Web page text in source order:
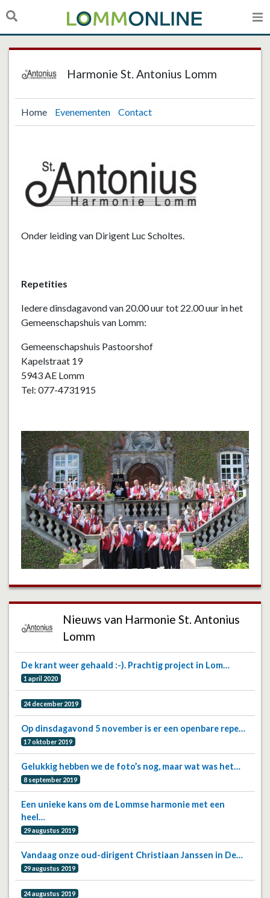
Harmonie St. Antonius Lomm
Home Evenementen Contact
Onder leiding van Dirigent Luc Scholtes.
Repetities
Iedere dinsdagavond van 20.00 uur tot 22.00 uur in het
Gemeenschapshuis van Lomm:
Gemeenschapshuis Pastoorshof
Kapelstraat 19
5943 AE Lomm
Tel: 077-4731915
Nieuws van Harmonie St. Antonius
Lomm
De krant weer gehaald :-). Prachtig project in Lom…
1 april 2020
24 december 2019
Op dinsdagavond 5 november is er een openbare repe…
17 oktober 2019
Gelukkig hebben we de foto’s nog, maar wat was het…
8 september 2019
Een unieke kans om de Lommse harmonie met een
heel…
29 augustus 2019
Vandaag onze oud-dirigent Christiaan Janssen in De…
29 augustus 2019
24 augustus 2019